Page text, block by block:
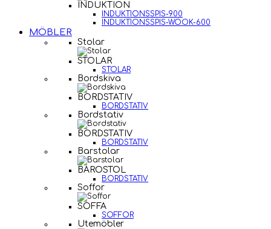
INDUKTION
INDUKTIONSSPIS-900
INDUKTIONSSPIS-WOOK-600
MÖBLER
Stolar
STOLAR
STOLAR
Bordskiva
BORDSTATIV
BORDSTATIV
Bordstativ
BORDSTATIV
BORDSTATIV
Barstolar
BAROSTOL
BORDSTATIV
Soffor
SOFFA
SOFFOR
Utemöbler